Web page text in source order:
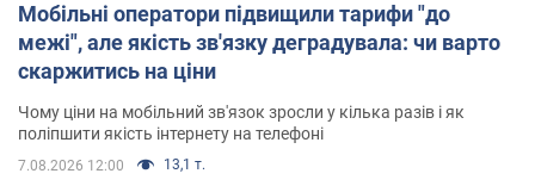
Мобільні оператори підвищили тарифи "до
межі", але якість зв'язку деградувала: чи варто
скаржитись на ціни
Чому ціни на мобільний зв'язок зросли у кілька разів і як
поліпшити якість інтернету на телефоні
7.08.2026 12:00 13,1 т.